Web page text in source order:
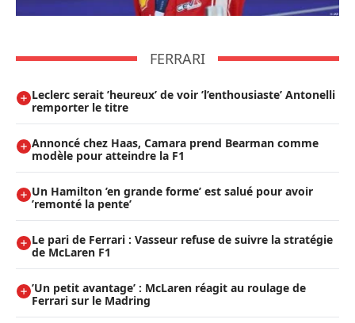
FERRARI
Leclerc serait ’heureux’ de voir ’l’enthousiaste’ Antonelli
remporter le titre
Annoncé chez Haas, Camara prend Bearman comme
modèle pour atteindre la F1
Un Hamilton ’en grande forme’ est salué pour avoir
’remonté la pente’
Le pari de Ferrari : Vasseur refuse de suivre la stratégie
de McLaren F1
’Un petit avantage’ : McLaren réagit au roulage de
Ferrari sur le Madring